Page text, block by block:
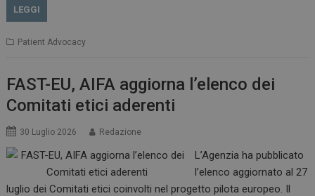
LEGGI
Patient Advocacy
FAST-EU, AIFA aggiorna l’elenco dei
Comitati etici aderenti
30 Luglio 2026 Redazione
L’Agenzia ha pubblicato
l’elenco aggiornato al 27
luglio dei Comitati etici coinvolti nel progetto pilota europeo. Il